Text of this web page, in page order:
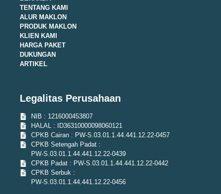
TENTANG KAMI
ALUR MAKLON
PRODUK MAKLON
KLIEN KAMI
HARGA PAKET
DUKUNGAN
ARTIKEL
Legalitas Perusahaan
NIB : 1216000453807
HALAL : ID36310000098060121
CPKB Cairan : PW-S.03.01.1.44.441.12.22-0457
CPKB Setengah Padat :
PW-S.03.01.1.44.441.12.22-0439
CPKB Padat : PW-S.03.01.1.44.441.12.22-0442
CPKB Serbuk :
PW-S.03.01.1.44.441.12.22-0456